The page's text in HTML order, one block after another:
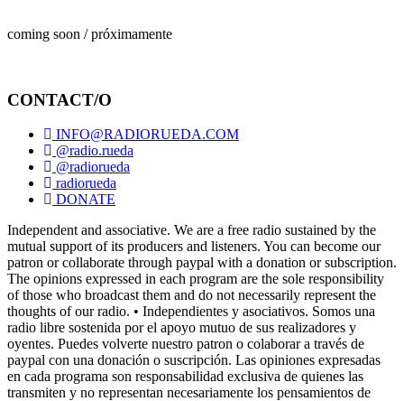
coming soon / próximamente
CONTACT/O
INFO@RADIORUEDA.COM
@radio.rueda
@radiorueda
radiorueda
DONATE
Independent and associative. We are a free radio sustained by the
mutual support of its producers and listeners. You can become our
patron or collaborate through paypal with a donation or subscription.
The opinions expressed in each program are the sole responsibility
of those who broadcast them and do not necessarily represent the
thoughts of our radio. • Independientes y asociativos. Somos una
radio libre sostenida por el apoyo mutuo de sus realizadores y
oyentes. Puedes volverte nuestro patron o colaborar a través de
paypal con una donación o suscripción. Las opiniones expresadas
en cada programa son responsabilidad exclusiva de quienes las
transmiten y no representan necesariamente los pensamientos de